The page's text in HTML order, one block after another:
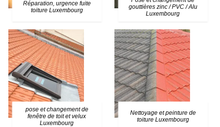
Réparation, urgence fuite
toiture Luxembourg
gouttières zinc / PVC / Alu
Luxembourg
pose et changement de
fenêtre de toit et velux
Luxembourg
Nettoyage et peinture de
toiture Luxembourg